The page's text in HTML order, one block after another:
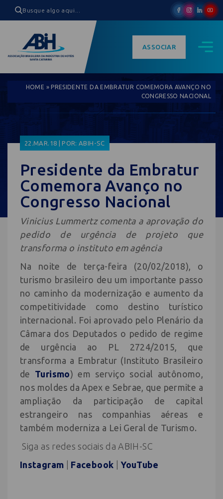
ASSOCIAR
HOME »PRESIDENTE DA EMBRATUR COMEMORA AVANÇO NO
CONGRESSO NACIONAL
22.MAR.18 | POR: ABIH-SC
Presidente da Embratur
Comemora Avanço no
Congresso Nacional
Vinicius Lummertz comenta a aprovação do
pedido de urgência de projeto que
transforma o instituto em agência
Na noite de terça-feira (20/02/2018), o
turismo brasileiro deu um importante passo
no caminho da modernização e aumento da
competitividade como destino turístico
internacional. Foi aprovado pelo Plenário da
Câmara dos Deputados o pedido de regime
de urgência ao PL 2724/2015, que
transforma a Embratur (Instituto Brasileiro
de Turismo) em serviço social autônomo,
nos moldes da Apex e Sebrae, que permite a
ampliação da participação de capital
estrangeiro nas companhias aéreas e
também moderniza a Lei Geral de Turismo.
Siga as redes sociais da ABIH-SC
Instagram
Facebook |YouTube